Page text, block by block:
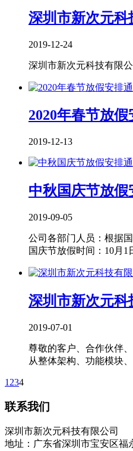
深圳市新次元
2019-12-24
深圳市新次元科技有限
2020年春节放
2019-12-13
中秋国庆节放假
2019-09-05
公司各部门人员：根据
国庆节放假时间：10月1
深圳市新次元科
2019-07-01
尊敬的客户、合作伙伴
从整体架构、功能模块
1 234
联系我们
深圳市新次元科技有限公司
地址：广东省深圳市宝安区福